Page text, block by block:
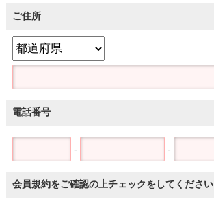
ご住所
電話番号
- -
会員規約をご確認の上チェックをしてください